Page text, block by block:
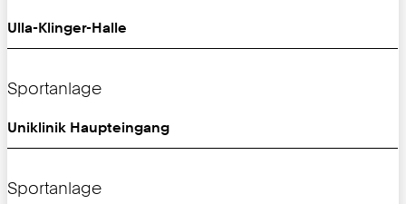
Ulla-Klinger-Halle
Sportanlage
Uniklinik Haupteingang
Sportanlage